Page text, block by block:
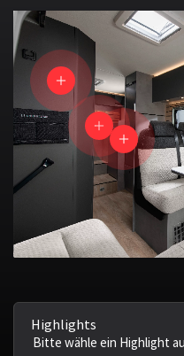
Highlights